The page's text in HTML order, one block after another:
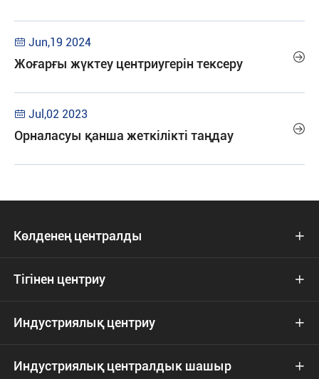
 Jun,19 2024
Жоғарғы жүктеу центриугерін тексеру 
 Jul,02 2023
Орналасуы қанша жеткілікті таңдау 
Көлденең централды 
Тігінен центриу 
Индустриялық центриу 
Индустриялық централдык шашыр 